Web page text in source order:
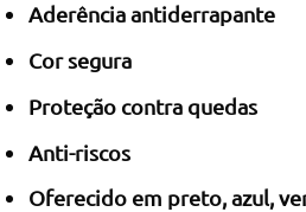
Aderência antiderrapante
Cor segura
Proteção contra quedas
Anti-riscos
Oferecido em preto, azul,